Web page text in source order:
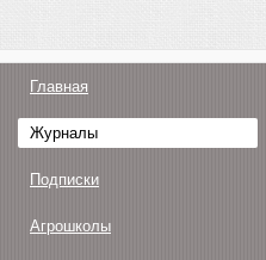
Главная
Журналы
Подписки
Агрошколы